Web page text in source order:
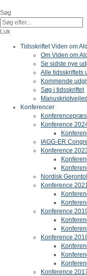
til
indholdet
Søg
Luk
Tidsskriftet Viden om
Om Viden om
Se sidste nye
Alle tidsskriftets
Kommende
Søg i tidsskriftet
Konferencer
Konference
IAGG-ER
Konference
Nordisk
Konference
Konference
Konference
Konference